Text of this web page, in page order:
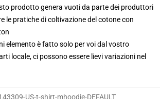
prodotto genera vuoti da parte dei produttori
le pratiche di coltivazione del cotone con
elemento è fatto solo per voi dal vostro
locale, ci possono essere lievi variazioni nel
US-t-shirt-mhoodie-DEFAULT